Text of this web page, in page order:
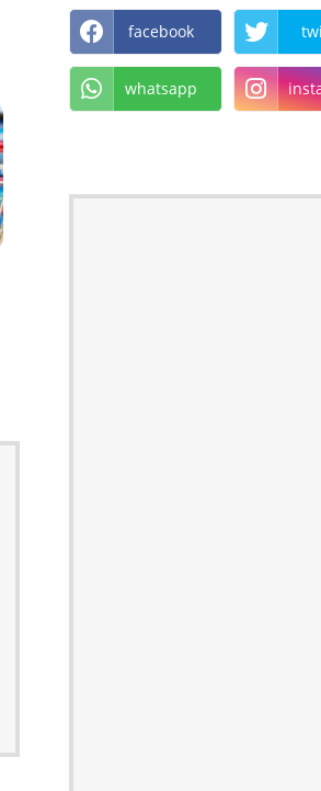
facebook
whatsapp